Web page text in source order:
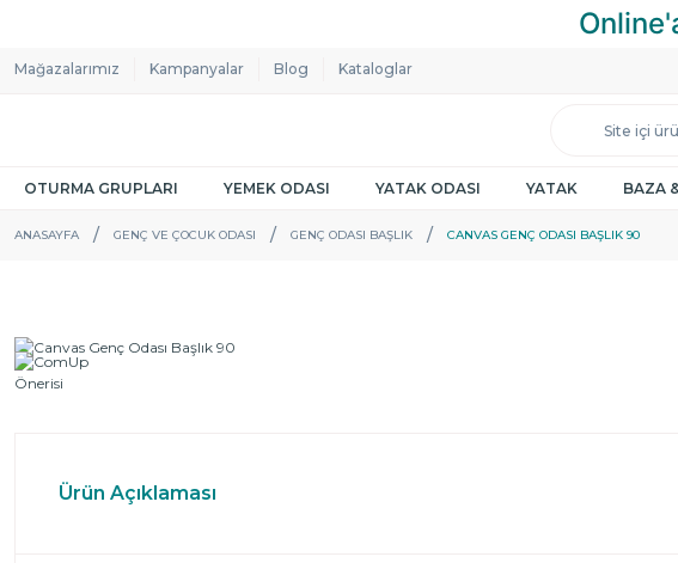
Mağazalarımız Kampanyalar Blog Kataloglar
OTURMA GRUPLARI YEMEK ODASI YATAK ODASI YATAK BAZA
ANASAYFA GENÇ VE ÇOCUK ODASI GENÇ ODASI BAŞLIK CANVAS GENÇ ODASI BAŞLIK 90
Ürün Açıklaması